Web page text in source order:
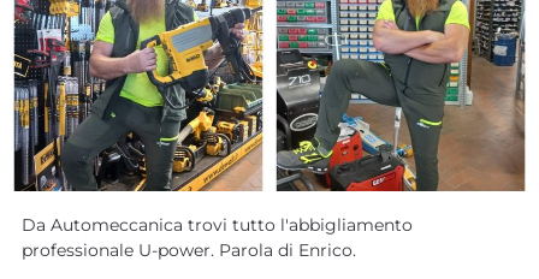
Da Automeccanica trovi tutto l'abbigliamento
professionale U-power. Parola di Enrico.